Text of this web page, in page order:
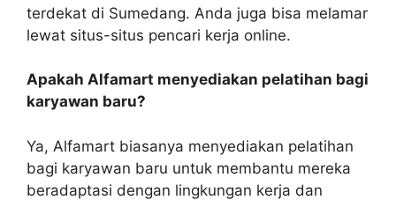
terdekat di Sumedang. Anda juga bisa melamar
lewat situs-situs pencari kerja online.
Apakah Alfamart menyediakan pelatihan bagi
karyawan baru?
Ya, Alfamart biasanya menyediakan pelatihan
bagi karyawan baru untuk membantu mereka
beradaptasi dengan lingkungan kerja dan